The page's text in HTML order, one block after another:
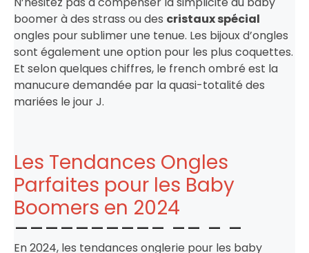
boomer à des strass ou des cristaux spécial
ongles pour sublimer une tenue. Les bijoux d’ongles
sont également une option pour les plus coquettes.
Et selon quelques chiffres, le french ombré est la
manucure demandée par la quasi-totalité des
mariées le jour J.
Les Tendances Ongles
Parfaites pour les Baby
Boomers en 2024
En 2024, les tendances onglerie pour les baby